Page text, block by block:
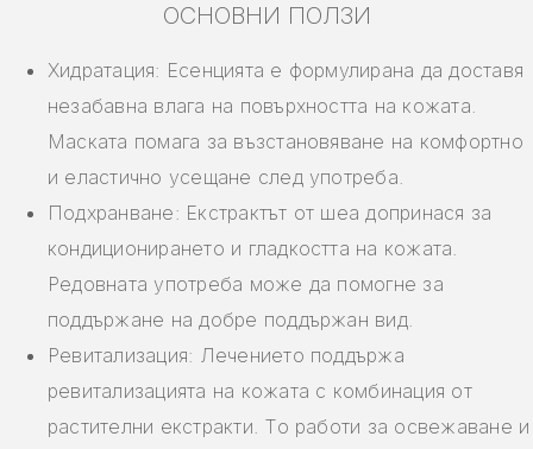
ОСНОВНИ ПОЛЗИ
Хидратация: Есенцията е формулирана да доставя
незабавна влага на повърхността на кожата.
Маската помага за възстановяване на комфортно
и еластично усещане след употреба.
Подхранване: Екстрактът от шеа допринася за
кондиционирането и гладкостта на кожата.
Редовната употреба може да помогне за
поддържане на добре поддържан вид.
Ревитализация: Лечението поддържа
ревитализацията на кожата с комбинация от
растителни екстракти. То работи за освежаване и